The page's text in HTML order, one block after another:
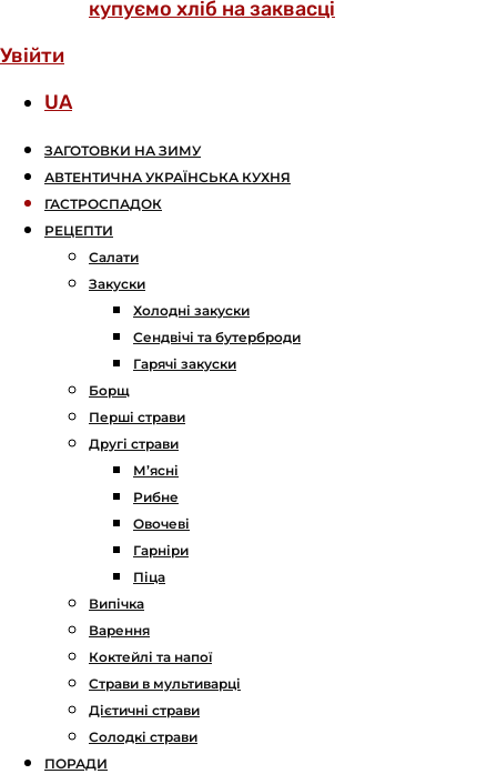
купуємо хліб на заквасці
Увійти
UA
ЗАГОТОВКИ НА ЗИМУ
АВТЕНТИЧНА УКРАЇНСЬКА КУХНЯ
ГАСТРОСПАДОК
РЕЦЕПТИ
Салати
Закуски
Холодні закуски
Сендвічі та бутерброди
Гарячі закуски
Борщ
Перші страви
Другі страви
М’ясні
Рибне
Овочеві
Гарніри
Піца
Випічка
Варення
Коктейлі та напої
Страви в мультиварці
Дієтичні страви
Солодкі страви
ПОРАДИ